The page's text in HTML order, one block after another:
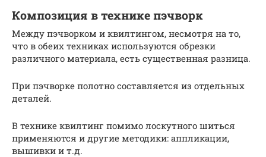
Композиция в технике пэчворк
Между пэчворком и квилтингом, несмотря на то,
что в обеих техниках используются обрезки
различного материала, есть существенная разница.
При пэчворке полотно составляется из отдельных
деталей.
В технике квилтинг помимо лоскутного шиться
применяются и другие методики: аппликации,
вышивки и т.д.